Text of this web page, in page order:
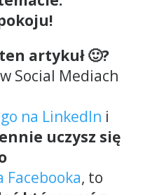
artykuł 🙂?
Social Mediach
na LinkedIn i
uczysz się
Facebooka, to